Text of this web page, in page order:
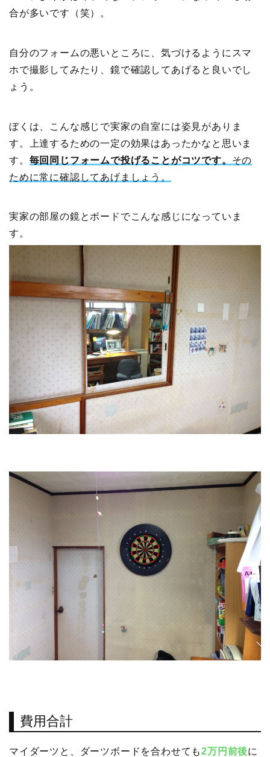
合が多いです（笑）。
自分のフォームの悪いところに、気づけるようにスマ
ホで撮影してみたり、鏡で確認してあげると良いでし
ょう。
ぼくは、こんな感じで実家の自室には姿見がありま
す。上達するための一定の効果はあったかなと思いま
す。 毎回同じフォームで投げることがコツです。 その
ために常に確認してあげましょう。
実家の部屋の鏡とボードでこんな感じになっていま
す。
費用合計
マイダーツと、ダーツボードを合わせても2万円前後に